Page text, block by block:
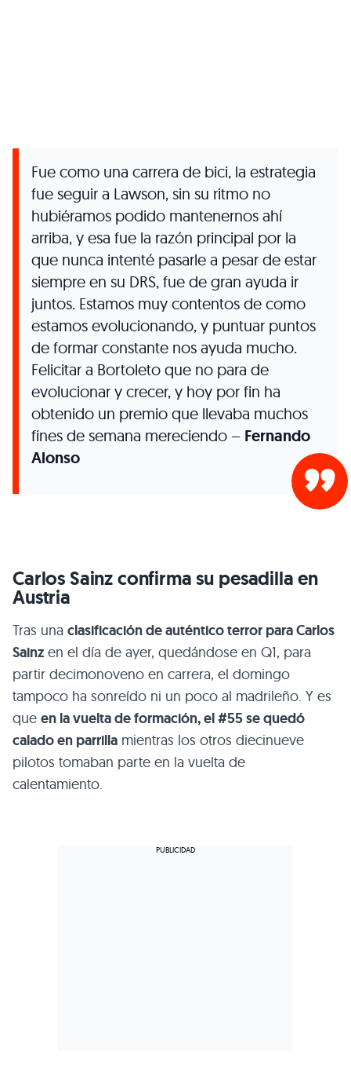
Fue como una carrera de bici, la estrategia
fue seguir a Lawson, sin su ritmo no
hubiéramos podido mantenernos ahí
arriba, y esa fue la razón principal por la
que nunca intenté pasarle a pesar de estar
siempre en su DRS, fue de gran ayuda ir
juntos. Estamos muy contentos de como
estamos evolucionando, y puntuar puntos
de formar constante nos ayuda mucho.
Felicitar a Bortoleto que no para de
evolucionar y crecer, y hoy por fin ha
obtenido un premio que llevaba muchos
fines de semana mereciendo – Fernando
Alonso
Carlos Sainz confirma su pesadilla en
Austria
Tras una clasificación de auténtico terror para Carlos
Sainz en el día de ayer, quedándose en Q1, para
partir decimonoveno en carrera, el domingo
tampoco ha sonreído ni un poco al madrileño. Y es
que en la vuelta de formación, el #55 se quedó
calado en parrilla mientras los otros diecinueve
pilotos tomaban parte en la vuelta de
calentamiento.